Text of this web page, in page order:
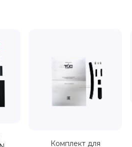
Комплект для